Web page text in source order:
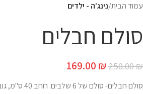
עמוד הבית נינג'ה - ילדים
סולם חבלים
250.00₪
169.00 ₪
סולם חבלים- סולם של 6 שלבים. רוחב 40 ס"מ, גובה 170 ס"מ.